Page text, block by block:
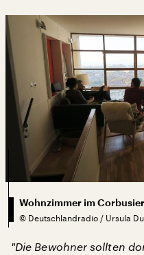
Wohnzimmer im
© Deutschlandradio / Ursula
"Die Bewohner sollten